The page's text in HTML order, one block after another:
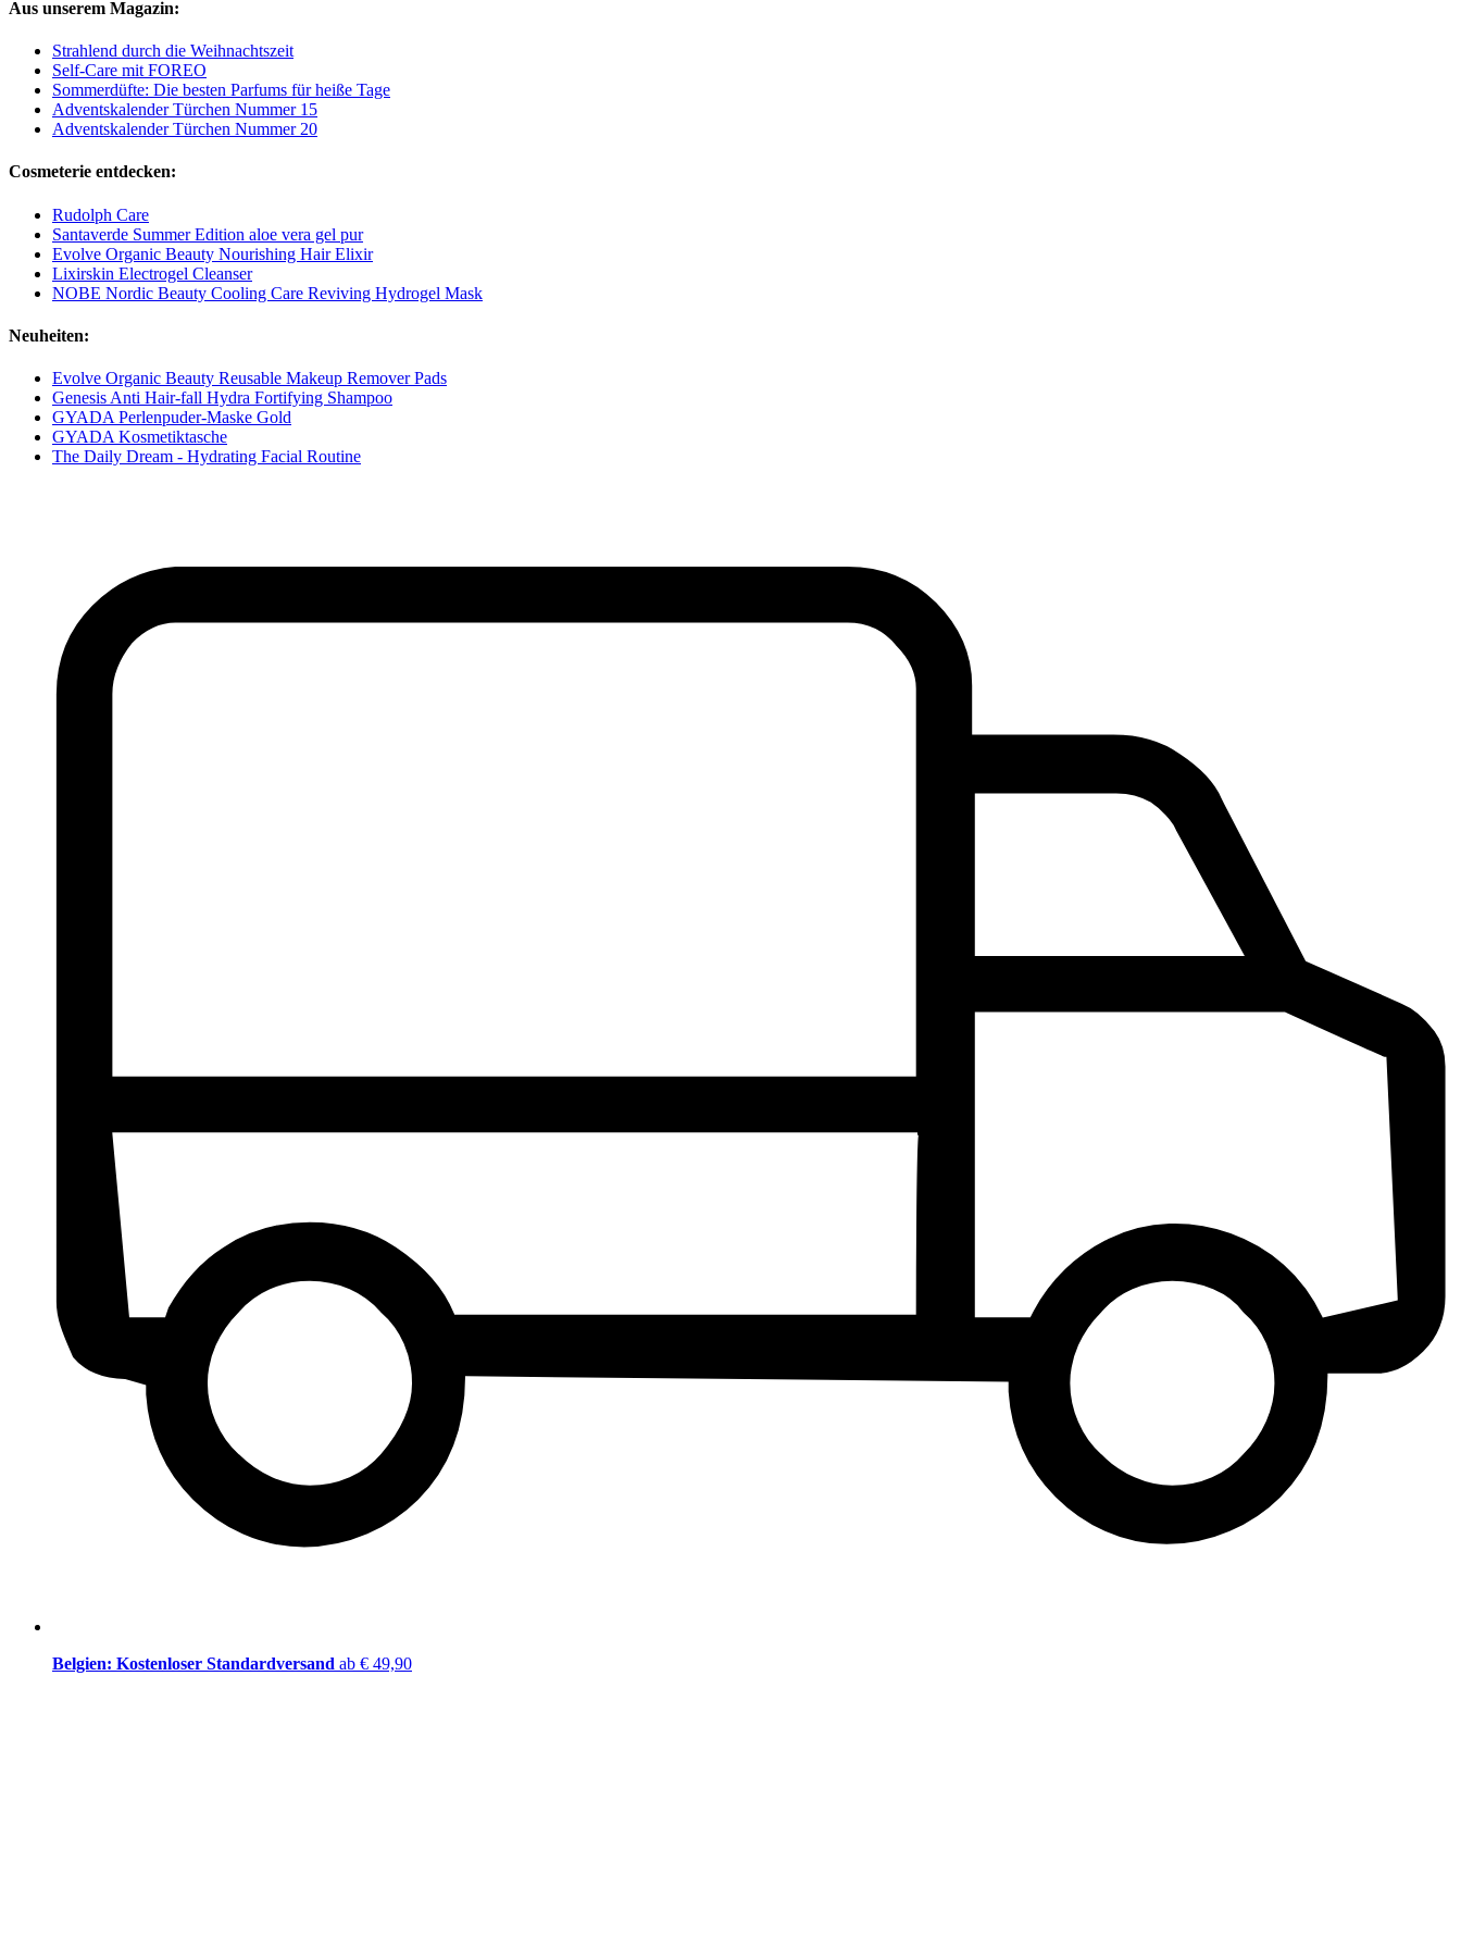
Aus unserem Magazin:
Strahlend durch die Weihnachtszeit
Self-Care mit FOREO
Sommerdüfte: Die besten Parfums für heiße Tage
Adventskalender Türchen Nummer 15
Adventskalender Türchen Nummer 20
Cosmeterie entdecken:
Rudolph Care
Santaverde Summer Edition aloe vera gel pur
Evolve Organic Beauty Nourishing Hair Elixir
Lixirskin Electrogel Cleanser
NOBE Nordic Beauty Cooling Care Reviving Hydrogel Mask
Neuheiten:
Evolve Organic Beauty Reusable Makeup Remover Pads
Genesis Anti Hair-fall Hydra Fortifying Shampoo
GYADA Perlenpuder-Maske Gold
GYADA Kosmetiktasche
The Daily Dream - Hydrating Facial Routine
Belgien: Kostenloser Standardversand ab € 49,90